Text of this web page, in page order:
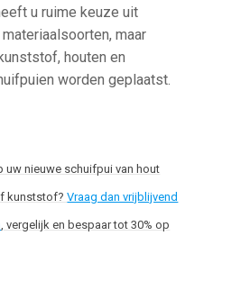
u ruime keuze uit
maar
houten en
worden geplaatst.
uw nieuwe schuifpui van hout
kunststof?Vraag dan vrijblijvend
, vergelijk en bespaar tot 30% op